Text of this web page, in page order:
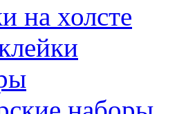
на холсте